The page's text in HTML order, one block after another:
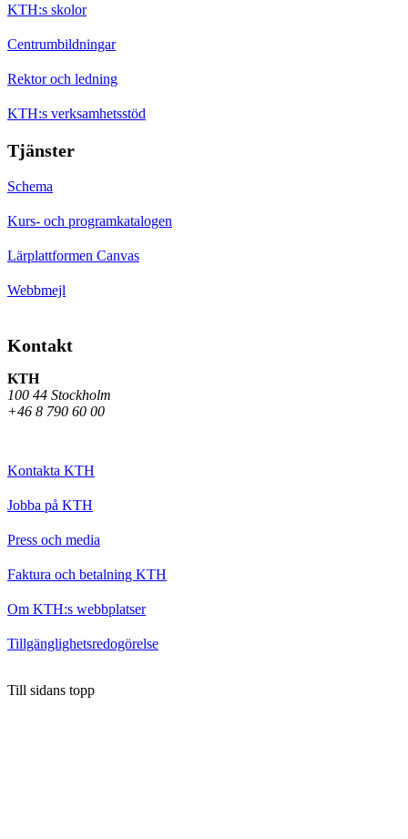
KTH:s skolor
Centrumbildningar
Rektor och ledning
KTH:s verksamhetsstöd
Tjänster
Schema
Kurs- och programkatalogen
Lärplattformen Canvas
Webbmejl
Kontakt
KTH
100 44 Stockholm
+46 8 790 60 00
Kontakta KTH
Jobba på KTH
Press och media
Faktura och betalning KTH
Om KTH:s webbplatser
Tillgänglighetsredogörelse
Till sidans topp